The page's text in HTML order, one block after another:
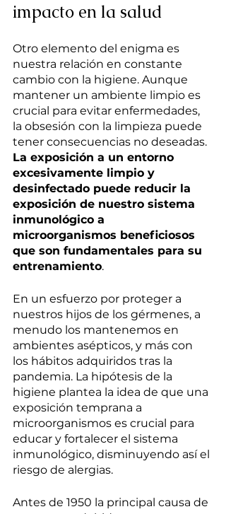
impacto en la salud
Otro elemento del enigma es
nuestra relación en constante
cambio con la higiene. Aunque
mantener un ambiente limpio es
crucial para evitar enfermedades,
la obsesión con la limpieza puede
tener consecuencias no deseadas.
La exposición a un entorno
excesivamente limpio y
desinfectado puede reducir la
exposición de nuestro sistema
inmunológico a
microorganismos beneficiosos
que son fundamentales para su
entrenamiento.
En un esfuerzo por proteger a
nuestros hijos de los gérmenes, a
menudo los mantenemos en
ambientes asépticos, y más con
los hábitos adquiridos tras la
pandemia. La hipótesis de la
higiene plantea la idea de que una
exposición temprana a
microorganismos es crucial para
educar y fortalecer el sistema
inmunológico, disminuyendo así el
riesgo de alergias.
Antes de 1950 la principal causa de